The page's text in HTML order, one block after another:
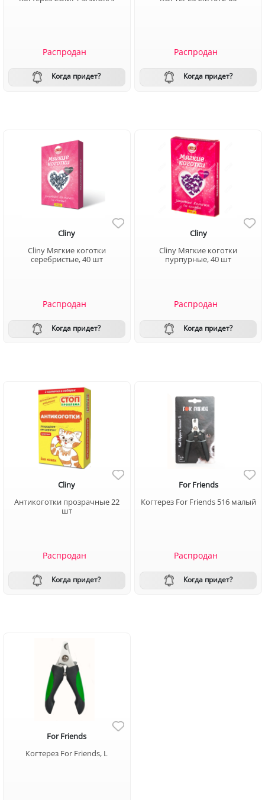
Распродан
Когда придет?
Распродан
Когда придет?
Cliny
Cliny Мягкие коготки
серебристые, 40 шт
Распродан
Когда придет?
Cliny
Cliny Мягкие коготки
пурпурные, 40 шт
Распродан
Когда придет?
Cliny
Антикоготки прозрачные 22
шт
Распродан
Когда придет?
For Friends
Когтерез For Friends 516 малый
Распродан
Когда придет?
For Friends
Когтерез For Friends, L